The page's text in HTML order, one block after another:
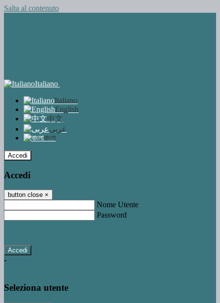
Salta al contenuto
Italiano
Italiano
English
中文
عربى
বাংলা
Accedi
Accedi
button close ×
Nome Utente
Password
-
Seleziona utente